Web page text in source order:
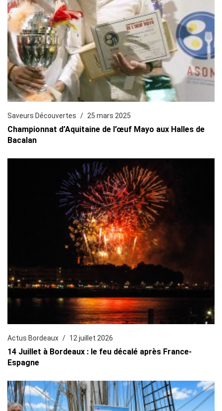
Saveurs Découvertes 25 mars 2025
Championnat d’Aquitaine de l’œuf Mayo aux Halles de
Bacalan
Actus Bordeaux 12 juillet 2026
14 Juillet à Bordeaux : le feu décalé après France-
Espagne